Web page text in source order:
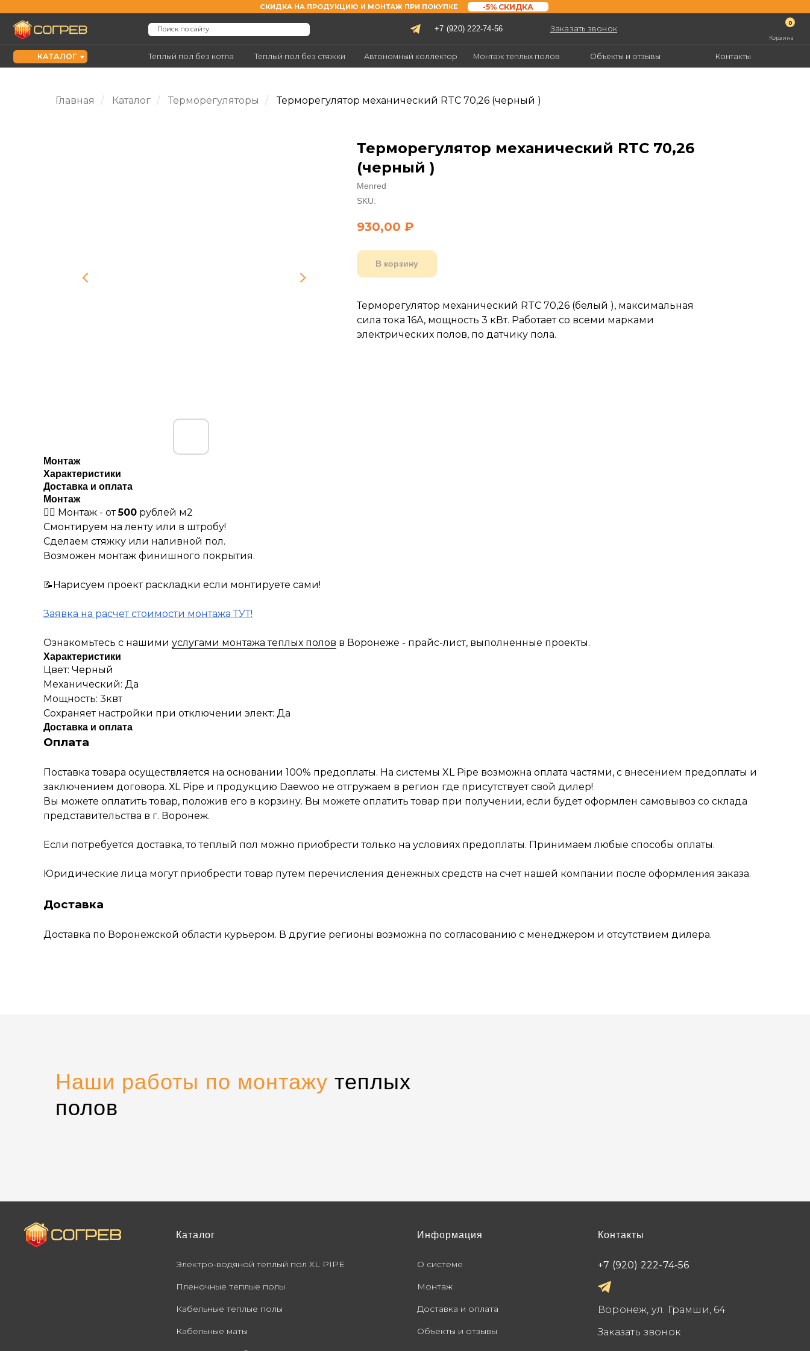
+7 (920) 222-74-56
КАТАЛОГ
Поиск по сайту Заказать звонок
СКИДКА НА ПРОДУКЦИЮ И МОНТАЖ ПРИ ПОКУПКЕ -5% СКИДКА
Главная / Каталог / Терморегуляторы / Терморегулятор механический RTC 70,26 (черный )
Терморегулятор механический RTC 70,26
(черный )
Menred
SKU:
930,00 ₽
В корзину
Терморегулятор механический RTC 70,26 (белый ), максимальная
сила тока 16А, мощность 3 кВт. Работает со всеми марками
электрических полов, по датчику пола.
Монтаж
Характеристики
Доставка и оплата
Монтаж
👷‍♀️ Монтаж - от500 рублей м2
Смонтируем на ленту или в штробу!
Сделаем стяжку или наливной пол.
Возможен монтаж финишного покрытия.
📝Нарисуем проект раскладки если монтируете сами!
Заявка на расчет стоимости монтажа ТУТ!
Ознакомьтесь с нашими услугами монтажа теплых полов в Воронеже - прайс-лист, выполненные проекты.
Характеристики
Цвет: Черный
Механический: Да
Мощность: 3квт
Сохраняет настройки при отключении элект: Да
Доставка и оплата
Оплата
Поставка товара осуществляется на основании 100% предоплаты. На системы XL Pipe возможна оплата частями, с внесением предоплаты и
заключением договора. ХL Pipe и продукцию Daewoo не отгружаем в регион где присутствует свой дилер!
Вы можете оплатить товар, положив его в корзину. Вы можете оплатить товар при получении, если будет оформлен самовывоз со склада
представительства в г. Воронеж.
Если потребуется доставка, то теплый пол можно приобрести только на условиях предоплаты. Принимаем любые способы оплаты.
Юридические лица могут приобрести товар путем перечисления денежных средств на счет нашей компании после оформления заказа.
Доставка
Доставка по Воронежской области курьером. В другие регионы возможна по согласованию с менеджером и отсутствием дилера.
Наши работы по монтажу теплых
полов
Каталог
О системе +7 (920) 222-74-56
Объекты и отзывы
Монтаж
Электро-водяной теплый пол XL PIPE
Пленочные теплые полы
Кабельные теплые полы
Кабельные маты
Информация Контакты
Доставка и оплата
Воронеж, ул. Грамши, 64
Заказать звонок